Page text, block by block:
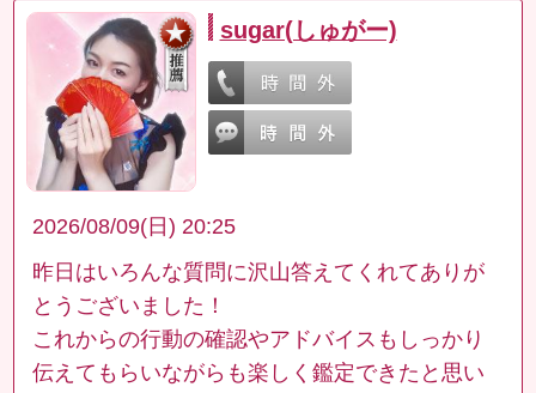
sugar(しゅがー)
2026/08/09(日) 20:25
昨日はいろんな質問に沢山答えてくれてありが
とうございました！
これからの行動の確認やアドバイスもしっかり
伝えてもらいながらも楽しく鑑定できたと思い